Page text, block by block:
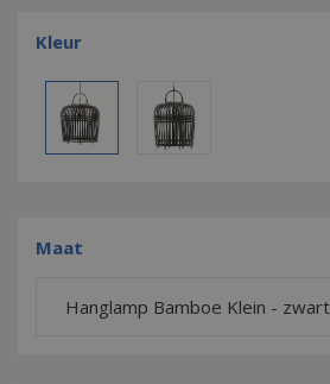
Kleur
Maat
Hanglamp Bamboe Klein - zwart